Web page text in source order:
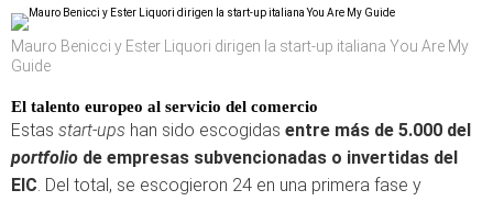
Mauro Benicci y Ester Liquori dirigen la start-up italiana You Are My
Guide
El talento europeo al servicio del comercio
Estas start-ups han sido escogidas entre más de 5.000 del
portfolio de empresas subvencionadas o invertidas del
EIC. Del total, se escogieron 24 en una primera fase y